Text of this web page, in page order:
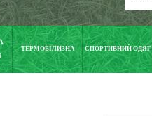
ТЕРМОБІЛИЗНА СПОРТИВНИЙ ОДЯГ